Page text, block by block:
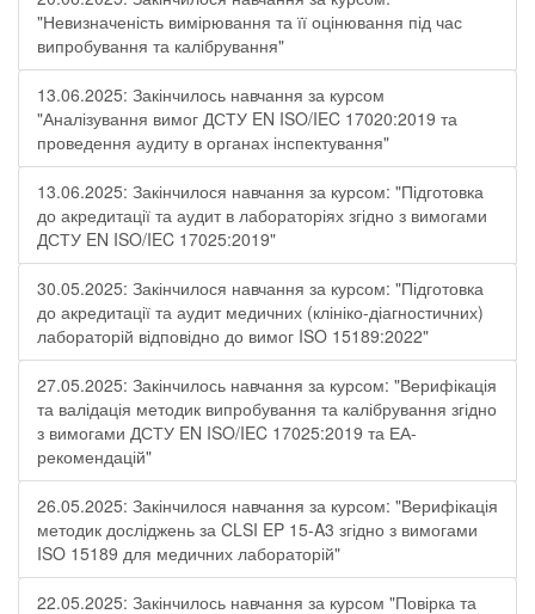
"Невизначеність вимірювання та її оцінювання під час
випробування та калібрування"
13.06.2025: Закінчилось навчання за курсом
"Аналізування вимог ДСТУ EN ISO/IEC 17020:2019 та
проведення аудиту в органах інспектування"
13.06.2025: Закінчилося навчання за курсом: "Підготовка
до акредитації та аудит в лабораторіях згідно з вимогами
ДСТУ EN ISO/IEC 17025:2019"
30.05.2025: Закінчилося навчання за курсом: "Підготовка
до акредитації та аудит медичних (клініко-діагностичних)
лабораторій відповідно до вимог ISO 15189:2022"
27.05.2025: Закінчилось навчання за курсом: "Верифікація
та валідація методик випробування та калібрування згідно
з вимогами ДСТУ EN ISO/IEC 17025:2019 та ЕА-
рекомендацій"
26.05.2025: Закінчилося навчання за курсом: "Верифікація
методик досліджень за CLSI EP 15-A3 згідно з вимогами
ISO 15189 для медичних лабораторій"
22.05.2025: Закінчилось навчання за курсом "Повірка та